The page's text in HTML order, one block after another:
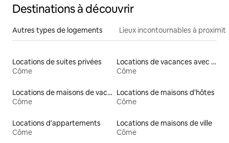
Destinations à découvrir
Autres types de logements Lieux incontournables à
Locations de suites privées
Côme
Locations de vacances avec piscine
Côme
Locations de maisons de vacances
Côme
Locations de maisons d'hôtes
Côme
Locations d'appartements
Côme
Locations de maisons de ville
Côme